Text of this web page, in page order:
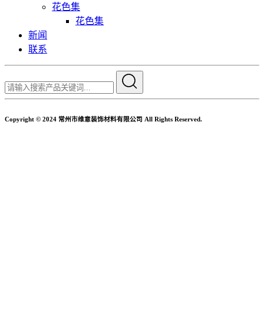
花色集
花色集
新闻
联系
Copyright © 2024 常州市维意装饰材料有限公司 All Rights Reserved.